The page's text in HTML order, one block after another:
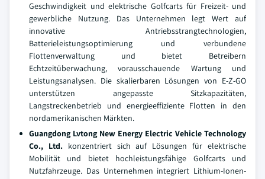
Geschwindigkeit und elektrische Golfcarts für Freizeit- und
gewerbliche Nutzung. Das Unternehmen legt Wert auf
innovative Antriebsstrangtechnologien,
Batterieleistungsoptimierung und verbundene
Flottenverwaltung und bietet Betreibern
Echtzeitüberwachung, vorausschauende Wartung und
Leistungsanalysen. Die skalierbaren Lösungen von E-Z-GO
unterstützen angepasste Sitzkapazitäten,
Langstreckenbetrieb und energieeffiziente Flotten in den
nordamerikanischen Märkten.
Guangdong Lvtong New Energy Electric Vehicle Technology
Co., Ltd.konzentriert sich auf Lösungen für elektrische
Mobilität und bietet hochleistungsfähige Golfcarts und
Nutzfahrzeuge. Das Unternehmen integriert Lithium-Ionen-